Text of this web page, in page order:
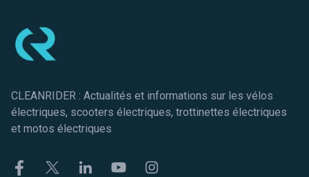
CLEANRIDER : Actualités et informations sur les vélos
électriques, scooters électriques, trottinettes électriques
et motos électriques
FacebookTwitter LinkekinYoutubeInstagram